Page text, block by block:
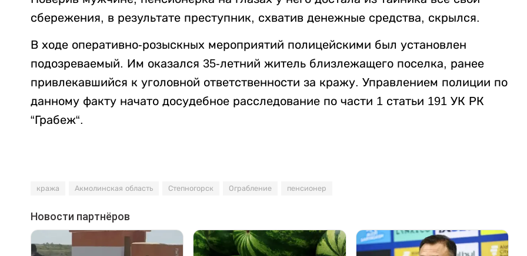
сбережения, в результате преступник, схватив денежные средства, скрылся.
В ходе оперативно-розыскных мероприятий полицейскими был установлен
подозреваемый. Им оказался 35-летний житель близлежащего поселка, ранее
привлекавшийся к уголовной ответственности за кражу. Управлением полиции по
данному факту начато досудебное расследование по части 1 статьи 191 УК РК
“Грабеж“.
кража Акмолинская область Степногорск Ограбление пенсионер